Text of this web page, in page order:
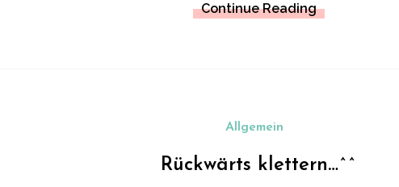
Continue Reading
Allgemein
Rückwärts klettern…^^